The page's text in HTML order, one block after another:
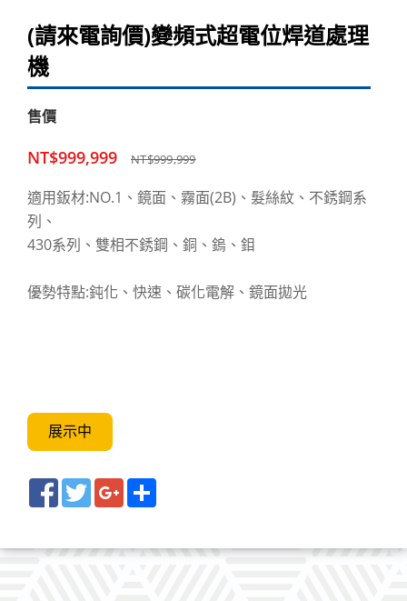
(請來電詢價)變頻式超電位焊道處理
機
售價
NT$999,999 NT$999,999
適用鈑材:NO.1、鏡面、霧面(2B)、髮絲紋、不銹鋼系
列、
430系列、雙相不銹鋼、銅、鎢、鉬
優勢特點:鈍化、快速、碳化電解、鏡面拋光
展示中
FacebookTwitterGoogle+